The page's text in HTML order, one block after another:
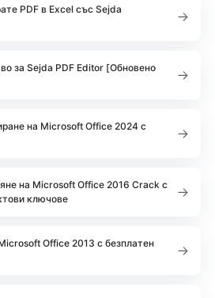
PDF в Excel със Sejda
за Sejda PDF Editor [Обновено
на Microsoft Office 2024 с
на Microsoft Office 2016 Crack с
ключове
Office 2013 с безплатен